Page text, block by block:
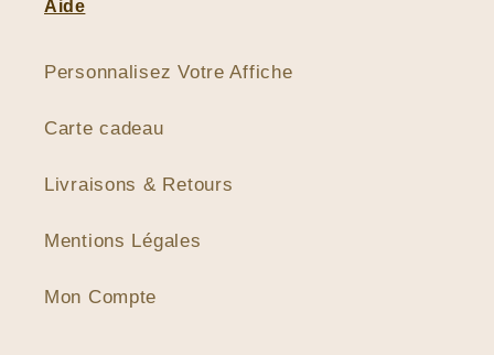
Aide
Personnalisez Votre Affiche
Carte cadeau
Livraisons & Retours
Mentions Légales
Mon Compte